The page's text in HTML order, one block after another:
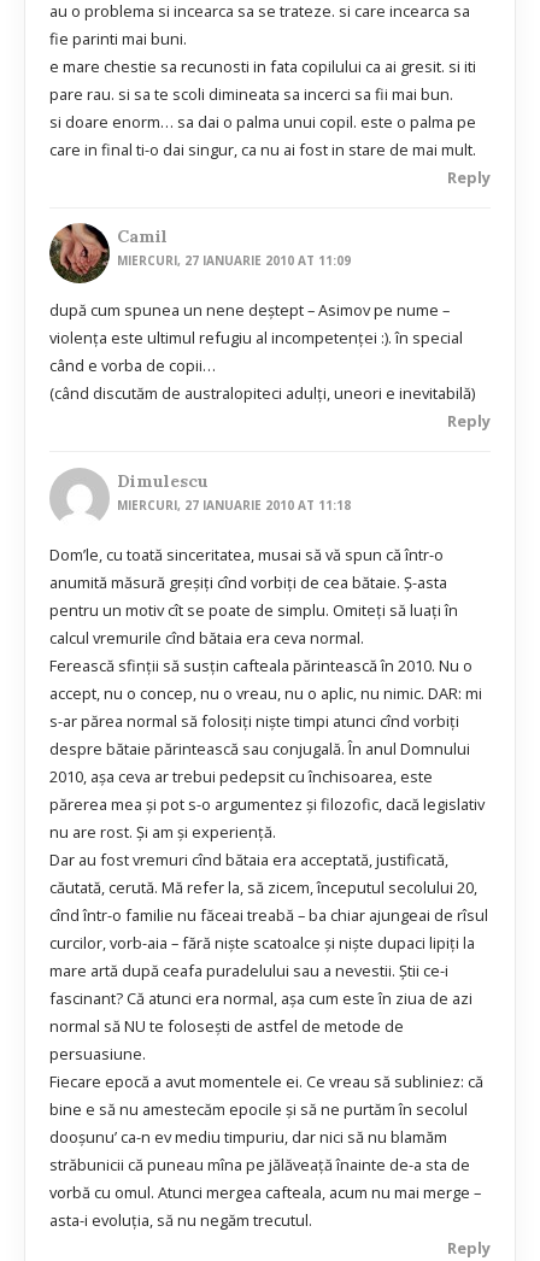
au o problema si incearca sa se trateze. si care incearca sa
fie parinti mai buni.
e mare chestie sa recunosti in fata copilului ca ai gresit. si iti
pare rau. si sa te scoli dimineata sa incerci sa fii mai bun.
si doare enorm… sa dai o palma unui copil. este o palma pe
care in final ti-o dai singur, ca nu ai fost in stare de mai mult.
Reply
Camil
MIERCURI, 27 IANUARIE 2010 AT 11:09
după cum spunea un nene deștept – Asimov pe nume –
violența este ultimul refugiu al incompetenței :). în special
când e vorba de copii…
(când discutăm de australopiteci adulți, uneori e inevitabilă)
Reply
Dimulescu
MIERCURI, 27 IANUARIE 2010 AT 11:18
Dom’le, cu toată sinceritatea, musai să vă spun că într-o
anumită măsură greşiţi cînd vorbiţi de cea bătaie. Ş-asta
pentru un motiv cît se poate de simplu. Omiteţi să luaţi în
calcul vremurile cînd bătaia era ceva normal.
Ferească sfinţii să susţin cafteala părintească în 2010. Nu o
accept, nu o concep, nu o vreau, nu o aplic, nu nimic. DAR: mi
s-ar părea normal să folosiţi nişte timpi atunci cînd vorbiţi
despre bătaie părintească sau conjugală. În anul Domnului
2010, aşa ceva ar trebui pedepsit cu închisoarea, este
părerea mea şi pot s-o argumentez şi filozofic, dacă legislativ
nu are rost. Şi am şi experienţă.
Dar au fost vremuri cînd bătaia era acceptată, justificată,
căutată, cerută. Mă refer la, să zicem, începutul secolului 20,
cînd într-o familie nu făceai treabă – ba chiar ajungeai de rîsul
curcilor, vorb-aia – fără nişte scatoalce şi nişte dupaci lipiţi la
mare artă după ceafa puradelului sau a nevestii. Ştii ce-i
fascinant? Că atunci era normal, aşa cum este în ziua de azi
normal să NU te foloseşti de astfel de metode de
persuasiune.
Fiecare epocă a avut momentele ei. Ce vreau să subliniez: că
bine e să nu amestecăm epocile şi să ne purtăm în secolul
dooşunu’ ca-n ev mediu timpuriu, dar nici să nu blamăm
străbunicii că puneau mîna pe jălăveaţă înainte de-a sta de
vorbă cu omul. Atunci mergea cafteala, acum nu mai merge –
asta-i evoluţia, să nu negăm trecutul.
Reply